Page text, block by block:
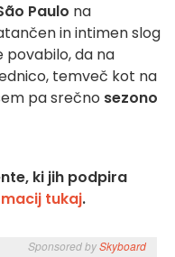
Paulo na
in intimen slog
povabilo, da na
temveč kot na
pa srečno sezono
ki jih podpira
tukaj.